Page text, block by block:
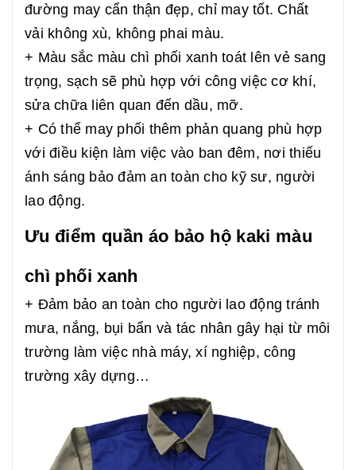
đường may cẩn thận đẹp, chỉ may tốt. Chất
vải không xù, không phai màu.
+ Màu sắc màu chì phối xanh toát lên vẻ sang
trọng, sạch sẽ phù hợp với công việc cơ khí,
sửa chữa liên quan đến dầu, mỡ.
+ Có thể may phối thêm phản quang phù hợp
với điều kiện làm việc vào ban đêm, nơi thiếu
ánh sáng bảo đảm an toàn cho kỹ sư, người
lao động.
Ưu điểm quần áo bảo hộ kaki màu
chì phối xanh
+ Đảm bảo an toàn cho người lao động tránh
mưa, nắng, bụi bẩn và tác nhân gây hại từ môi
trường làm việc nhà máy, xí nghiệp, công
trường xây dựng…